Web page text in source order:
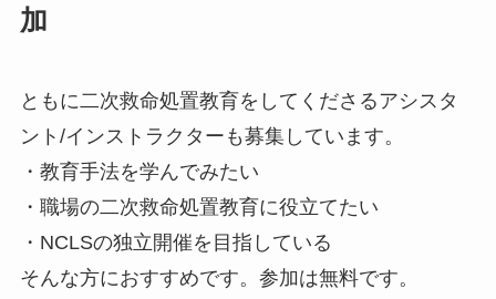
加
ともに二次救命処置教育をしてくださるアシスタ
ント/インストラクターも募集しています。
・教育手法を学んでみたい
・職場の二次救命処置教育に役立てたい
・NCLSの独立開催を目指している
そんな方におすすめです。参加は無料です。